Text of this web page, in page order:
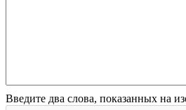
Введите два слова, показанных на